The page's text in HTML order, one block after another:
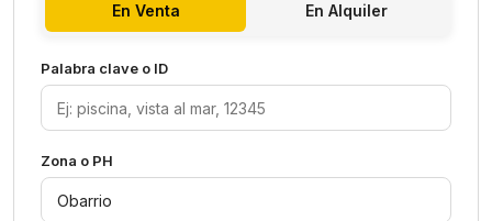
En Venta En Alquiler
Palabra clave o ID
Zona o PH